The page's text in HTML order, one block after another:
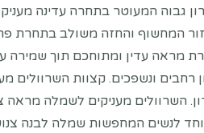
גבוה המעוטר בתחרה עדינה
המחשוף והחזה משולב בתחרת
מראה עדין ומתוחכם תוך שמירה
רחבים ונשפכים. קצוות השרוולים
השרוולים מעניקים לשמלה מראה
לנשים המחפשות שמלה לבנה